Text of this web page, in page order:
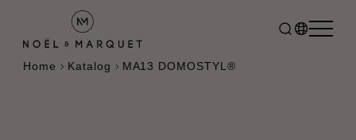
Home Katalog MA13 DOMOSTYL®